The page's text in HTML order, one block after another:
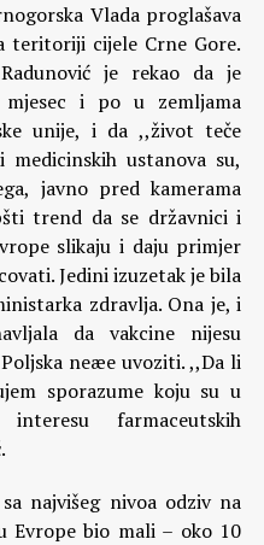
Vlada proglašava
teritoriji cijele Crne Gore.
je rekao da je
mjesec i po u zemljama
unije, i da ,,život teče
ustanova su,
javno pred kamerama
trend da se državnici i
slikaju i daju primjer
Jedini izuzetak je bila
zdravlja. Ona je, i
da vakcine nijesu
neæe uvoziti. ,,Da li
sporazume koju su u
farmaceutskih
najvišeg nivoa odziv na
Evrope bio mali – oko 10